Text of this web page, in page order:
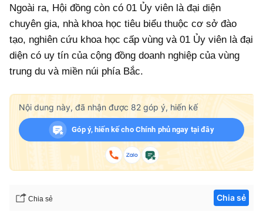
Ngoài ra, Hội đồng còn có 01 Ủy viên là đại diện
chuyên gia, nhà khoa học tiêu biểu thuộc cơ sở đào
tạo, nghiên cứu khoa học cấp vùng và 01 Ủy viên là đại
diện có uy tín của cộng đồng doanh nghiệp của vùng
trung du và miền núi phía Bắc.
Nội dung này, đã nhận được 82 góp ý, hiến kế
Góp ý, hiến kế cho Chính phủ ngay tại đây
Chia sẻ Chia sẻ